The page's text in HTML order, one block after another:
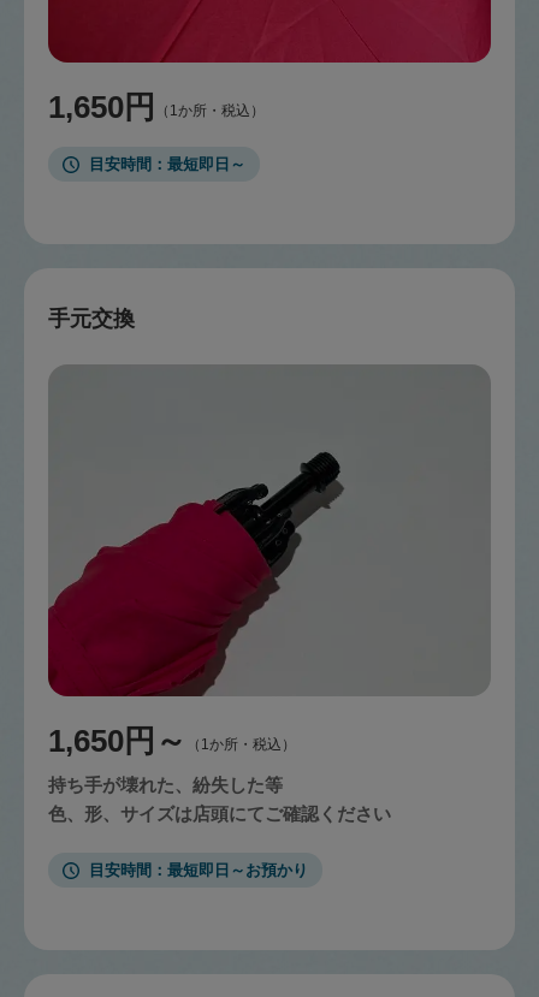
1,650円 （1か所・税込）
目安時間 最短即日～
手元交換
1,650円～ （1か所・税込）
持ち手が壊れた、紛失した等
色、形、サイズは店頭にてご確認ください
目安時間 最短即日～お預かり